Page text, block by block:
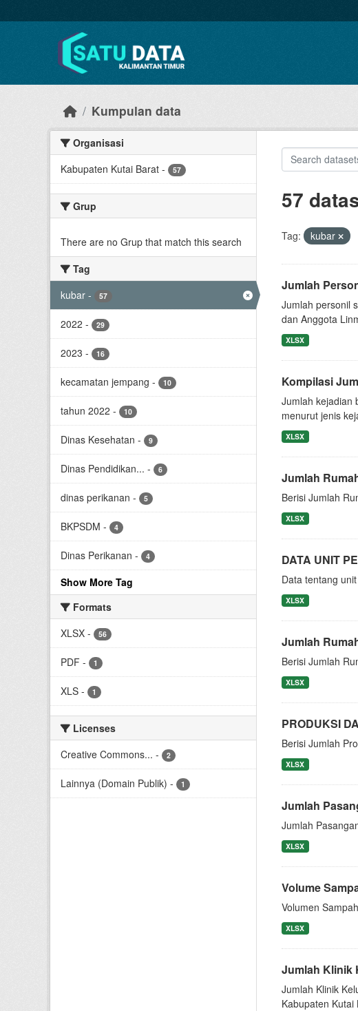
Kumpulan data
Organisasi
Kabupaten Kutai Barat - 57
Grup
There are no Grup that match this search
Tag
kubar - 57
2022 - 29
2023 - 16
kecamatan jempang - 10
tahun 2022 - 10
Dinas Kesehatan - 9
Dinas Pendidikan... - 6
dinas perikanan - 5
BKPSDM - 4
Dinas Perikanan - 4
Show More Tag
Formats
XLSX - 56
PDF - 1
XLS - 1
Licenses
Creative Commons... - 2
Lainnya (Domain Publik) - 1
57
Tag: kubar
Jumlah
Jumlah personil
dan Anggota
XLSX
Kompilasi
Jumlah kejadian
menurut jenis
XLSX
Jumlah
Berisi Jumlah
XLSX
DATA UNIT
Data tentang
XLSX
Jumlah
Berisi Jumlah
XLSX
PRODUKSI
Berisi Jumlah
XLSX
Jumlah
Jumlah
XLSX
Volume
Volumen
XLSX
Jumlah Klinik
Jumlah Klinik
Kabupaten Kutai